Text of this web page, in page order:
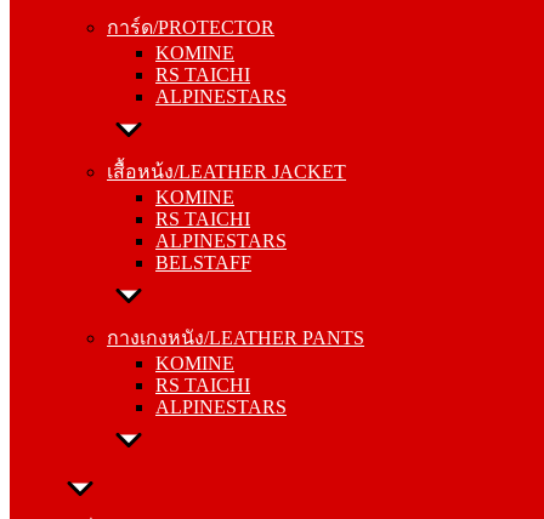
การ์ด/PROTECTOR
KOMINE
RS TAICHI
ALPINESTARS
เสื้อหน้ง/LEATHER JACKET
KOMINE
RS TAICHI
ALPINESTARS
BELSTAFF
กางเกงหนัง/LEATHER PANTS
KOMINE
RS TAICHI
ALPINESTARS
RS TAICHI
ALPINESTARS
เสื้อหน้ง/LEATHER JACKET
RS TAICHI
ALPINESTARS
BELSTAFF
กางเกงหนัง/LEATHER PANTS
RS TAICHI
ALPINESTARS
ทัวริ่ง/TOURING